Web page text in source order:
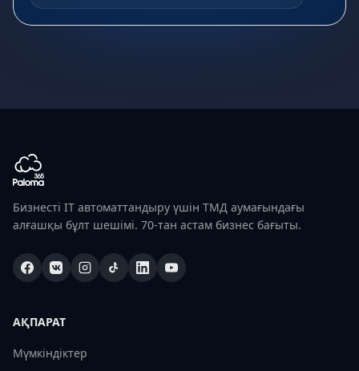
Бизнесті IT автоматтандыру үшін ТМД аумағындағы
алғашқы бұлт шешімі. 70-тан астам бизнес бағыты.
АҚПАРАТ
Мүмкіндіктер